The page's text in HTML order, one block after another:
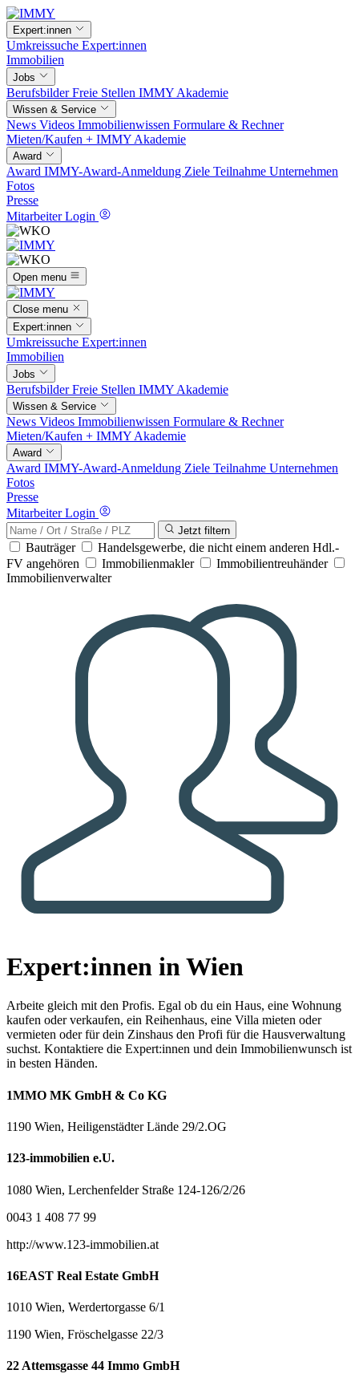
Expert:innen
Umkreissuche Expert:innen
Immobilien
Jobs
BerufsbilderFreie Stellen IMMY Akademie
Wissen & Service
News Videos Immobilienwissen Formulare & Rechner
Mieten/Kaufen + IMMY Akademie
Award
Award IMMY-Award-Anmeldung Ziele Teilnahme Unternehmen
Fotos
Presse
Mitarbeiter Login
Open menu
Close menu
Expert:innen
Umkreissuche Expert:innen
Immobilien
Jobs
BerufsbilderFreie Stellen IMMY Akademie
Wissen & Service
News Videos Immobilienwissen Formulare & Rechner
Mieten/Kaufen + IMMY Akademie
Award
Award IMMY-Award-Anmeldung Ziele Teilnahme Unternehmen
Fotos
Presse
Mitarbeiter Login
Jetzt filtern
Bauträger
Handelsgewerbe, die nicht einem anderen Hdl.-
FV angehören
Immobilienmakler
Immobilientreuhänder
Immobilienverwalter
Expert:innen in Wien
Arbeite gleich mit den Profis. Egal ob du ein Haus, eine Wohnung
kaufen oder verkaufen, ein Reihenhaus, eine Villa mieten oder
vermieten oder für dein Zinshaus den Profi für die Hausverwaltung
suchst. Kontaktiere die Expert:innen und dein Immobilienwunsch ist
in besten Händen.
1MMO MK GmbH & Co KG
1190 Wien, Heiligenstädter Lände 29/2.OG
123-immobilien e.U.
1080 Wien, Lerchenfelder Straße 124-126/2/26
0043 1 408 77 99
http://www.123-immobilien.at
16EAST Real Estate GmbH
1010 Wien, Werdertorgasse 6/1
1190 Wien, Fröschelgasse 22/3
22 Attemsgasse 44 Immo GmbH